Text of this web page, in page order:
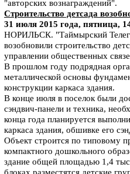
"авторских вознаграждений".
Строительство детсада
31 июля 2015 года, пятница,
НОРИЛЬСК. "Таймырский
возобновили строительство
управлении общественных
В прошлом году подрядная
металлической основы
конструкции каркаса здания.
В конце июля в поселок были
сэндвич-панели и техника,
конца года планируется
каркаса здания, обшивке его
Объект строится по типовому
компактного дошкольного
здание общей площадью 1,4
блоках разместятся детские